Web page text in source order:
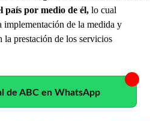
país por medio de él, lo cual
de la medida y
la prestación de los servicios
de ABC en WhatsApp